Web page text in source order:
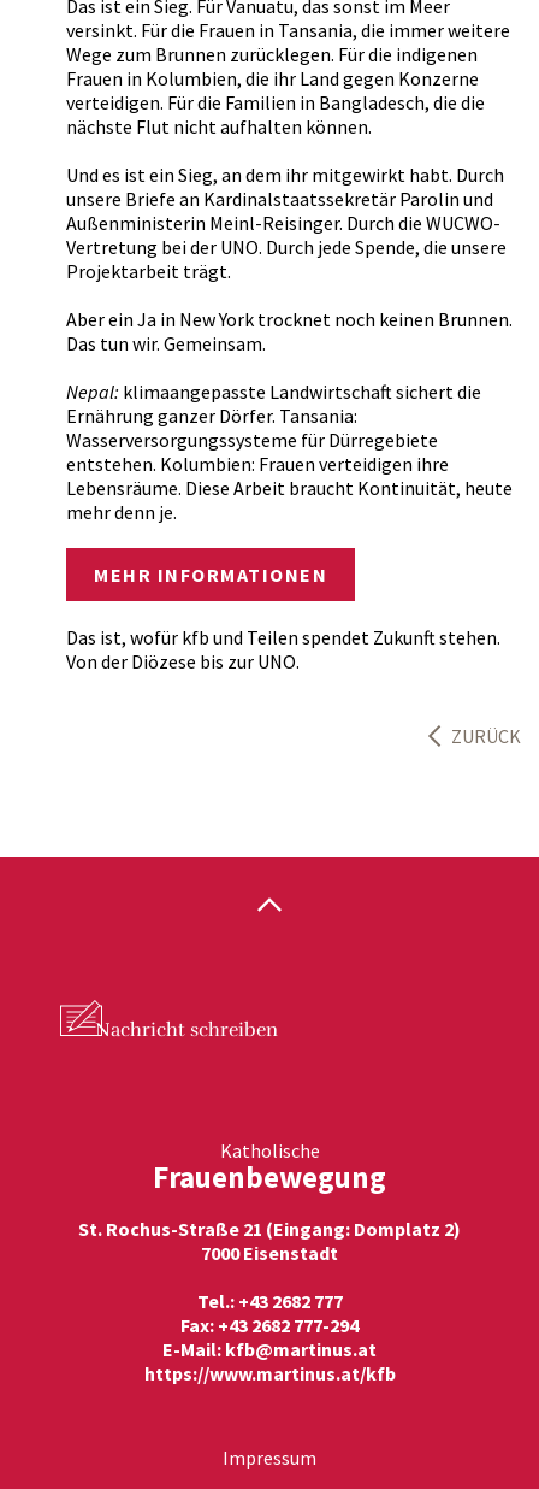
Das ist ein Sieg. Für Vanuatu, das sonst im Meer
versinkt. Für die Frauen in Tansania, die immer weitere
Wege zum Brunnen zurücklegen. Für die indigenen
Frauen in Kolumbien, die ihr Land gegen Konzerne
verteidigen. Für die Familien in Bangladesch, die die
nächste Flut nicht aufhalten können.
Und es ist ein Sieg, an dem ihr mitgewirkt habt. Durch
unsere Briefe an Kardinalstaatssekretär Parolin und
Außenministerin Meinl-Reisinger. Durch die WUCWO-
Vertretung bei der UNO. Durch jede Spende, die unsere
Projektarbeit trägt.
Aber ein Ja in New York trocknet noch keinen Brunnen.
Das tun wir. Gemeinsam.
Nepal: klimaangepasste Landwirtschaft sichert die
Ernährung ganzer Dörfer. Tansania:
Wasserversorgungssysteme für Dürregebiete
entstehen. Kolumbien: Frauen verteidigen ihre
Lebensräume. Diese Arbeit braucht Kontinuität, heute
mehr denn je.
MEHR INFORMATIONEN
Das ist, wofür kfb und Teilen spendet Zukunft stehen.
Von der Diözese bis zur UNO.
ZURÜCK
Nachricht schreiben
Katholische
Frauenbewegung
St. Rochus-Straße 21 (Eingang: Domplatz 2)
7000 Eisenstadt
Tel.: +43 2682 777
Fax: +43 2682 777-294
E-Mail: kfb@martinus.at
https://www.martinus.at/kfb
Impressum